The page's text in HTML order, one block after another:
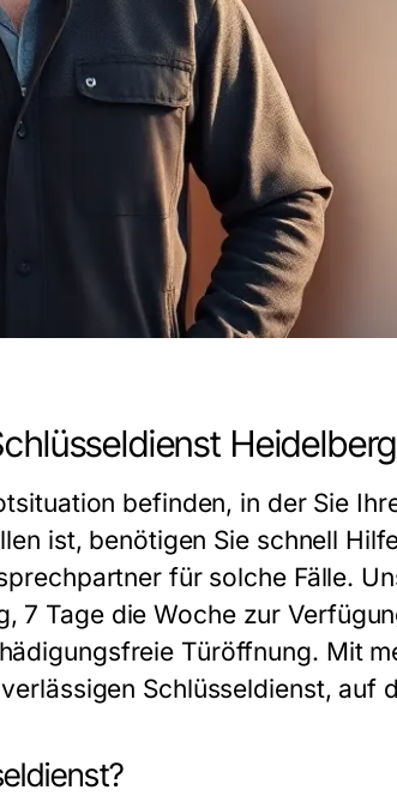
Heidelberg
befinden, in der Sie
ist, benötigen Sie schnell
für solche Fälle.
7 Tage die Woche zur
Türöffnung. Mit
Schlüsseldienst, auf